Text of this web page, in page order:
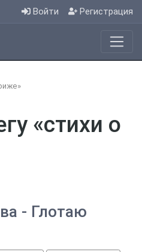
Войти Регистрация
«стихи о
- Глотаю